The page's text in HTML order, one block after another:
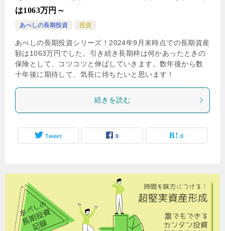
は1063万円～
あべしの長期投資 投資
あべしの長期投資シリーズ！2024年9月末時点での長期資産
額は1063万円でした。引き続き長期枠は何かあったときの
保険として、コツコツと伸ばしていきます。数年後から数
十年後に期待して、気長に待ちたいと思います！
続きを読む
Tweet 0 0